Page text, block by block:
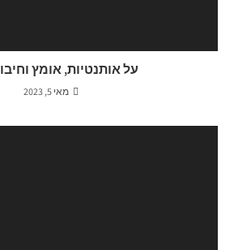
על אותנטיות, אומץ
מאי 5, 2023